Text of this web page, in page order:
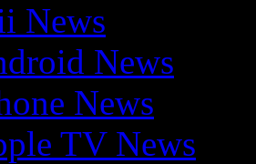
News
News
News
TV News